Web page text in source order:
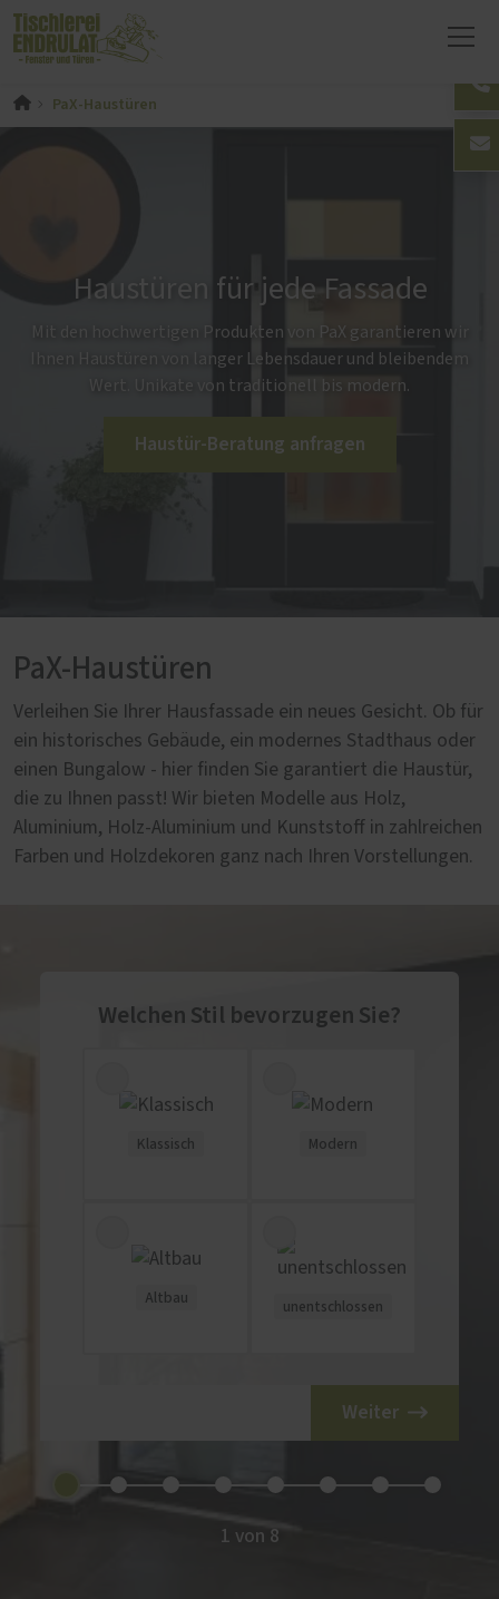
PaX-Haustüren
Haustüren für jede Fassade
Mit den hochwertigen Produkten von PaX garantieren wir
Ihnen Haustüren von langer Lebensdauer und bleibendem
Wert. Unikate von traditionell bis modern.
Haustür-Beratung anfragen
PaX-Haustüren
Verleihen Sie Ihrer Hausfassade ein neues Gesicht. Ob für
ein historisches Gebäude, ein modernes Stadthaus oder
einen Bungalow - hier finden Sie garantiert die Haustür,
die zu Ihnen passt! Wir bieten Modelle aus Holz,
Aluminium, Holz-Aluminium und Kunststoff in zahlreichen
Farben und Holzdekoren ganz nach Ihren Vorstellungen.
Welchen Stil bevorzugen Sie?
Klassisch Modern
Altbau
unentschlossen
Weiter
1 von 8